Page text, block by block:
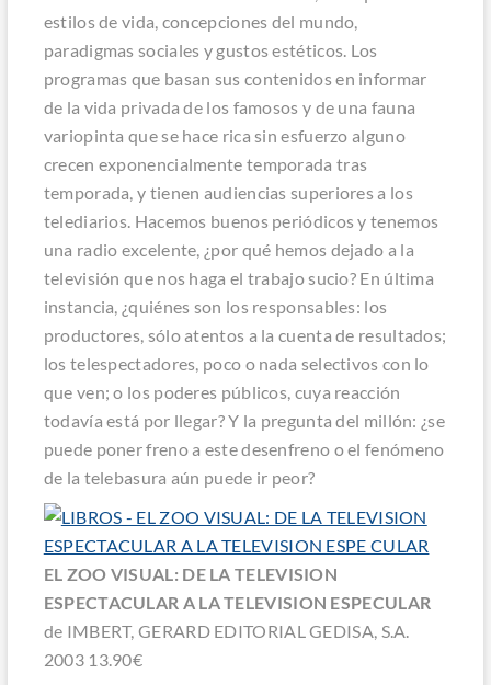
estilos de vida, concepciones del mundo,
paradigmas sociales y gustos estéticos. Los
programas que basan sus contenidos en informar
de la vida privada de los famosos y de una fauna
variopinta que se hace rica sin esfuerzo alguno
crecen exponencialmente temporada tras
temporada, y tienen audiencias superiores a los
telediarios. Hacemos buenos periódicos y tenemos
una radio excelente, ¿por qué hemos dejado a la
televisión que nos haga el trabajo sucio? En última
instancia, ¿quiénes son los responsables: los
productores, sólo atentos a la cuenta de resultados;
los telespectadores, poco o nada selectivos con lo
que ven; o los poderes públicos, cuya reacción
todavía está por llegar? Y la pregunta del millón: ¿se
puede poner freno a este desenfreno o el fenómeno
de la telebasura aún puede ir peor?
EL ZOO VISUAL: DE LA TELEVISION
ESPECTACULAR A LA TELEVISION ESPECULAR
de IMBERT, GERARD EDITORIAL GEDISA, S.A.
2003 13.90€